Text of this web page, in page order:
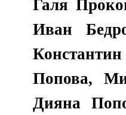
Галя
Иван
Попова,
Дияна